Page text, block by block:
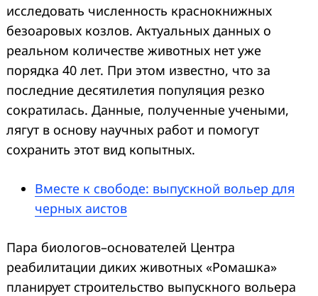
исследовать численность краснокнижных
безоаровых козлов. Актуальных данных о
реальном количестве животных нет уже
порядка 40 лет. При этом известно, что за
последние десятилетия популяция резко
сократилась. Данные, полученные учеными,
лягут в основу научных работ и помогут
сохранить этот вид копытных.
Вместе к свободе: выпускной вольер для
черных аистов
Пара биологов–основателей Центра
реабилитации диких животных «Ромашка»
планирует строительство выпускного вольера